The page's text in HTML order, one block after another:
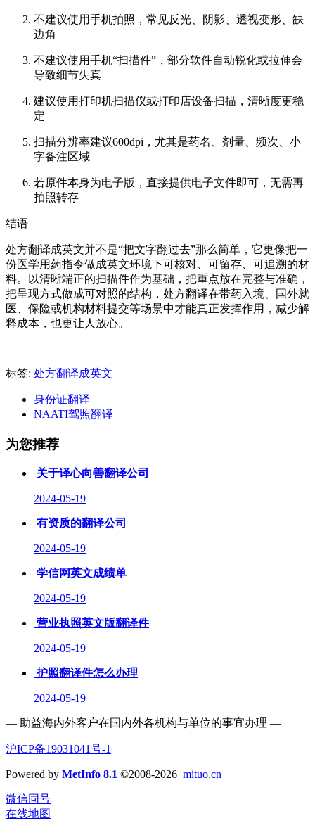
不建议使用手机拍照，常见反光、阴影、透视变形、缺
边角
不建议使用手机“扫描件”，部分软件自动锐化或拉伸会
导致细节失真
建议使用打印机扫描仪或打印店设备扫描，清晰度更稳
定
扫描分辨率建议600dpi，尤其是药名、剂量、频次、小
字备注区域
若原件本身为电子版，直接提供电子文件即可，无需再
拍照转存
结语
处方翻译成英文并不是“把文字翻过去”那么简单，它更像把一
份医学用药指令做成英文环境下可核对、可留存、可追溯的材
料。以清晰端正的扫描件作为基础，把重点放在完整与准确，
把呈现方式做成可对照的结构，处方翻译在带药入境、国外就
医、保险或机构材料提交等场景中才能真正发挥作用，减少解
释成本，也更让人放心。
标签: 处方翻译成英文
身份证翻译
NAATI驾照翻译
为您推荐
关于译心向善翻译公司
2024-05-19
有资质的翻译公司
2024-05-19
学信网英文成绩单
2024-05-19
营业执照英文版翻译件
2024-05-19
护照翻译件怎么办理
2024-05-19
— 助益海内外客户在国内外各机构与单位的事宜办理 —
沪ICP备19031041号-1
Powered by MetInfo 8.1 ©2008-2026 mituo.cn
微信同号
在线地图